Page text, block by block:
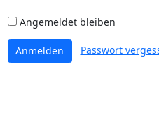
Angemeldet bleiben
Anmelden Passwort